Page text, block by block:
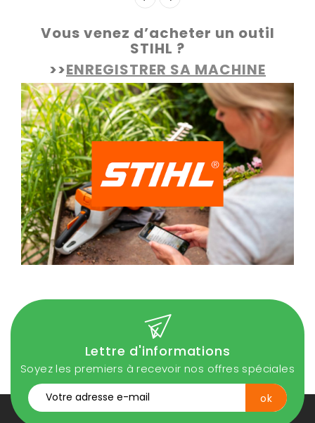
Vous venez d’acheter un outil
STIHL ?
>>ENREGISTRER SA MACHINE
Lettre d'informations
Soyez les premiers à recevoir nos offres spéciales